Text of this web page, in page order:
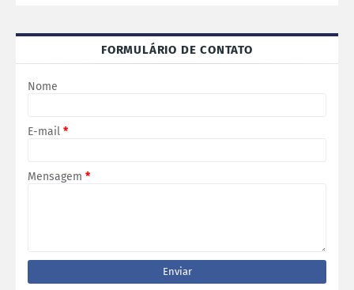
FORMULÁRIO DE CONTATO
Nome
E-mail *
Mensagem *